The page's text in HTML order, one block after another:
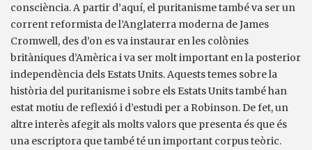
consciència. A partir d’aquí, el puritanisme també va ser un
corrent reformista de l’Anglaterra moderna de James
Cromwell, des d’on es va instaurar en les colònies
britàniques d’Amèrica i va ser molt important en la posterior
independència dels Estats Units. Aquests temes sobre la
història del puritanisme i sobre els Estats Units també han
estat motiu de reflexió i d’estudi per a Robinson. De fet, un
altre interès afegit als molts valors que presenta és que és
una escriptora que també té un important corpus teòric.